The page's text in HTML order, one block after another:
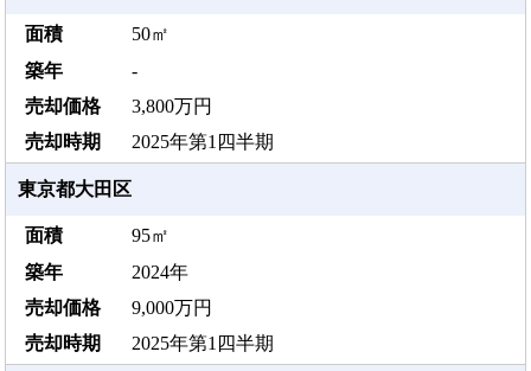
50㎡
-
3,800万円
2025年第1四半期
東京都大田区
95㎡
2024年
9,000万円
2025年第1四半期